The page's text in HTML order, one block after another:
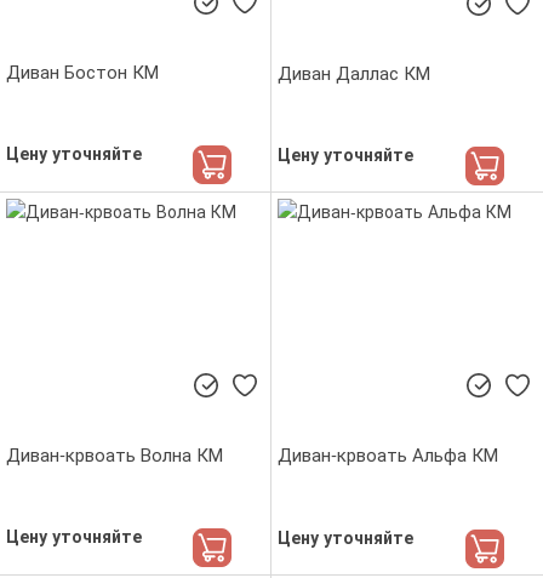
Диван Бостон КМ
Цену уточняйте
Диван Даллас КМ
Цену уточняйте
Диван-крвоать Волна КМ
Цену уточняйте
Диван-крвоать Альфа КМ
Цену уточняйте